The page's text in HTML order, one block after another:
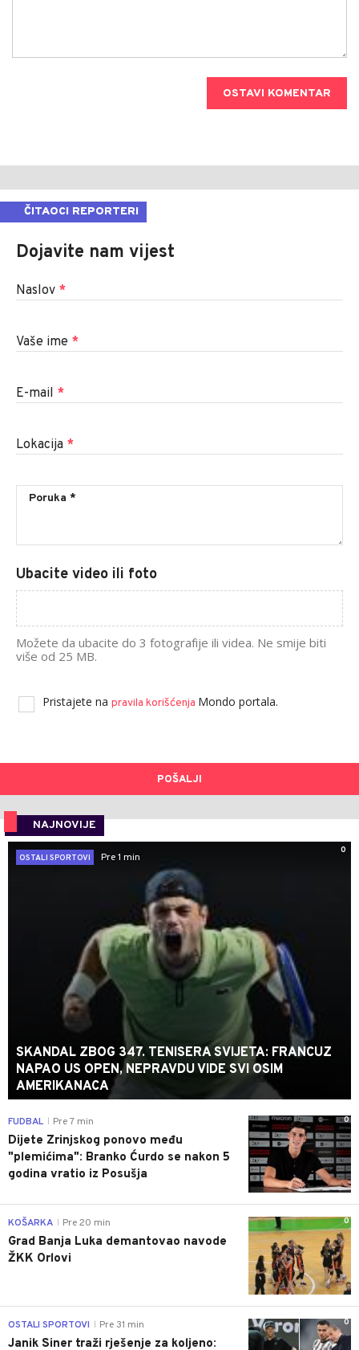
OSTAVI KOMENTAR
ČITAOCI REPORTERI
Dojavite nam vijest
Naslov *
Vaše ime *
E-mail *
Lokacija *
Ubacite video ili foto
Možete da ubacite do 3 fotografije ili videa. Ne smije biti
više od 25 MB.
Pristajete na pravila korišćenja Mondo portala.
POŠALJI
NAJNOVIJE
0
OSTALI SPORTOVI
Pre 1 min
SKANDAL ZBOG 347. TENISERA SVIJETA: FRANCUZ
NAPAO US OPEN, NEPRAVDU VIDE SVI OSIM
AMERIKANACA
0
FUDBAL Pre 7 min
Dijete Zrinjskog ponovo među
"plemićima": Branko Ćurdo se nakon 5
godina vratio iz Posušja
0
KOŠARKA Pre 20 min
Grad Banja Luka demantovao navode
ŽKK Orlovi
0
OSTALI SPORTOVI Pre 31 min
Janik Siner traži rješenje za koljeno: